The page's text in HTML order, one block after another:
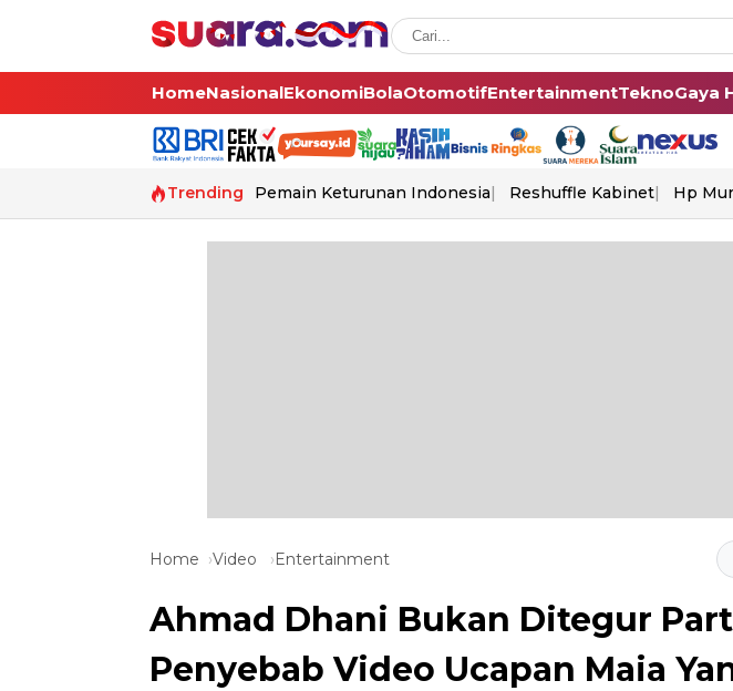
HomeNasionalEkonomiBolaOtomotifEntertainmentTeknoGaya
Trending Pemain Keturunan Indonesia Reshuffle Kabinet Hp
Home Video Entertainment
Ahmad Dhani Bukan Ditegur
Penyebab Video Ucapan Maia